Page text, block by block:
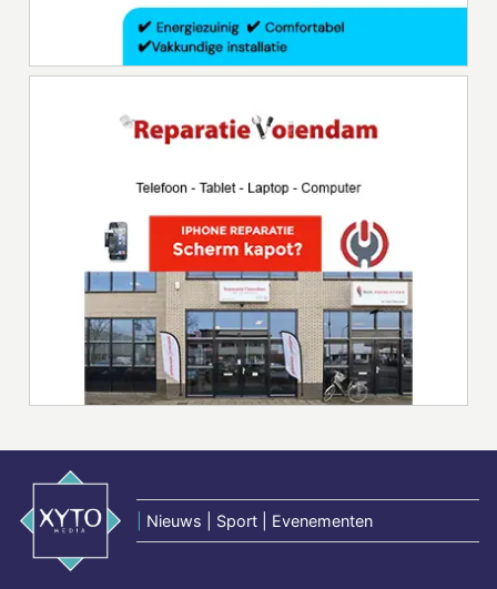
Nieuws | Sport | Evenementen